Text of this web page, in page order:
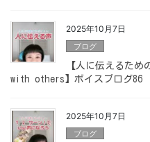
2025年10月7日
ブログ
【人に伝えるた
with others】ボイスブログ86
2025年10月7日
ブログ